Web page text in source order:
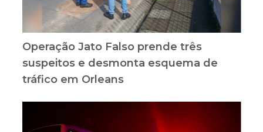
Operação Jato Falso prende três
suspeitos e desmonta esquema de
tráfico em Orleans